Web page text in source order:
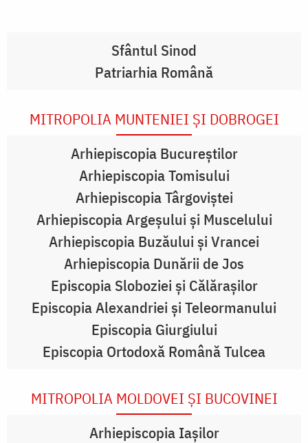
Sfântul Sinod
Patriarhia Română
MITROPOLIA MUNTENIEI ŞI DOBROGEI
Arhiepiscopia Bucureştilor
Arhiepiscopia Tomisului
Arhiepiscopia Târgoviştei
Arhiepiscopia Argeşului şi Muscelului
Arhiepiscopia Buzăului şi Vrancei
Arhiepiscopia Dunării de Jos
Episcopia Sloboziei şi Călăraşilor
Episcopia Alexandriei şi Teleormanului
Episcopia Giurgiului
Episcopia Ortodoxă Română Tulcea
MITROPOLIA MOLDOVEI ŞI BUCOVINEI
Arhiepiscopia Iaşilor